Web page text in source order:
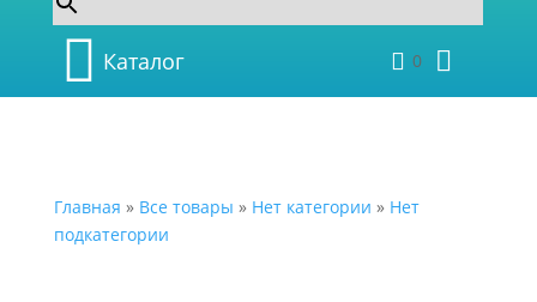
Каталог 0
Главная » Все товары » Нет категории » Нет
подкатегории